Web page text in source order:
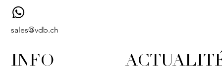
sales@vdb.ch
INFO